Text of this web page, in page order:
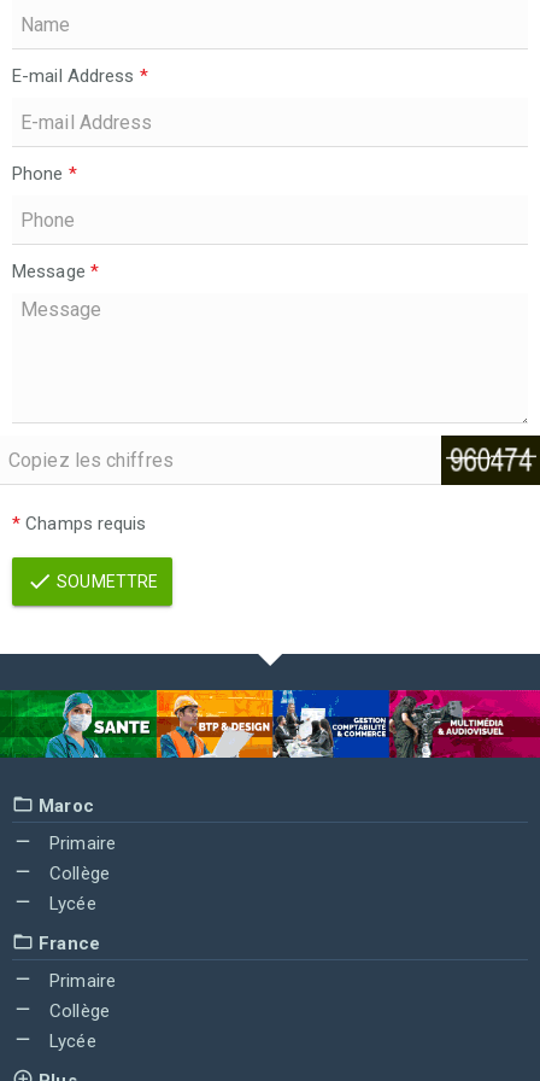
E-mail Address *
Phone *
Message *
* Champs requis
SOUMETTRE
Maroc
Primaire
Collège
Lycée
France
Primaire
Collège
Lycée